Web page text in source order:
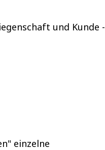
und Kunde -
einzelne